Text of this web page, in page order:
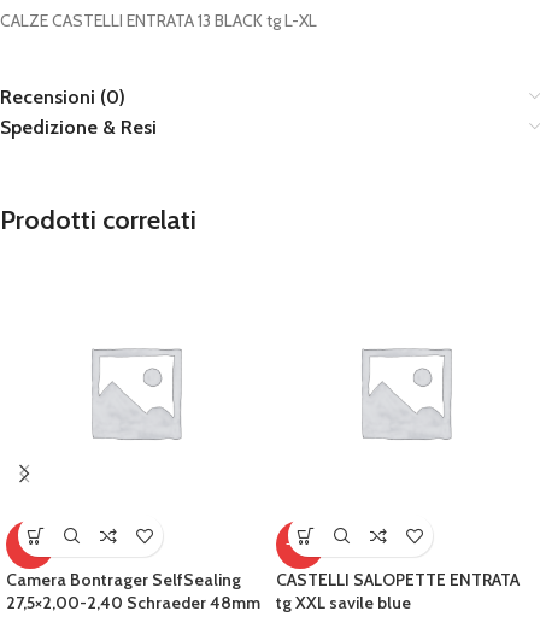
CALZE CASTELLI ENTRATA 13 BLACK tg L-XL
Recensioni (0)
Spedizione & Resi
Prodotti correlati
-5%
Camera Bontrager SelfSealing
27,5×2,00-2,40 Schraeder 48mm
-10%
CASTELLI SALOPETTE ENTRATA
tg XXL savile blue